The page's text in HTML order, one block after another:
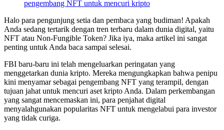
pengembang NFT untuk mencuri kripto
Halo para pengunjung setia dan pembaca yang budiman! Apakah
Anda sedang tertarik dengan tren terbaru dalam dunia digital, yaitu
NFT atau Non-Fungible Token? Jika iya, maka artikel ini sangat
penting untuk Anda baca sampai selesai.
FBI baru-baru ini telah mengeluarkan peringatan yang
menggetarkan dunia kripto. Mereka mengungkapkan bahwa penipu
kini menyamar sebagai pengembang NFT yang terampil, dengan
tujuan jahat untuk mencuri aset kripto Anda. Dalam perkembangan
yang sangat mencemaskan ini, para penjahat digital
menyalahgunakan popularitas NFT untuk mengelabui para investor
yang tidak curiga.